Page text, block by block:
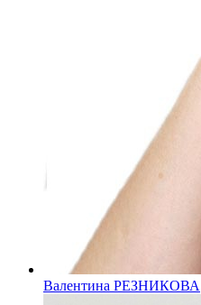
Валентина РЕЗНИКОВА